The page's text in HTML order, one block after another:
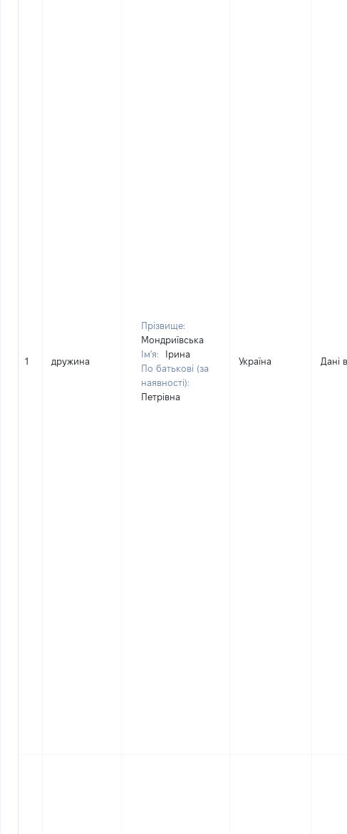
1 дружина
Прізвище:
Мондриївська
Ім'я:
Ірина
По батькові (за
наявності):
Петрівна
Україна Дані